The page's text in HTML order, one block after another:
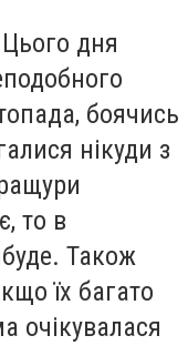
Цього дня
боячись
нікуди з
то в
Також
їх багато
очікувалася